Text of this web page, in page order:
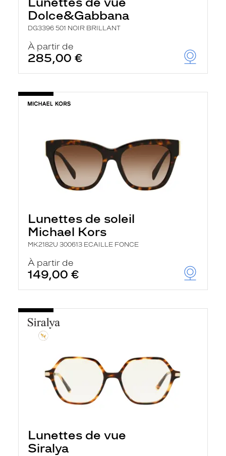
Dolce&Gabbana
DG3396 501 NOIR BRILLANT
À partir de
285,00 €
Lunettes de soleil
Michael Kors
MK2182U 300613 ECAILLE FONCE
À partir de
149,00 €
Lunettes de vue
Siralya